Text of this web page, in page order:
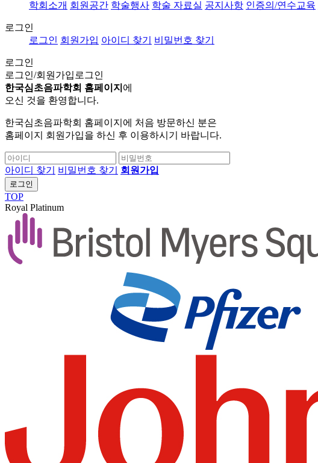
학회소개 회원공간 학술행사 학술 자료실 공지사항 인증의/연수교육
로그인
로그인 회원가입 아이디 찾기 비밀번호 찾기
로그인
로그인/회원가입 로그인
한국심초음파학회 홈페이지 에
오신 것을 환영합니다.
한국심초음파학회 홈페이지에 처음 방문하신 분은
홈페이지 회원가입을 하신 후 이용하시기 바랍니다.
아이디 찾기 비밀번호 찾기 회원가입
로그인
TOP
Royal Platinum